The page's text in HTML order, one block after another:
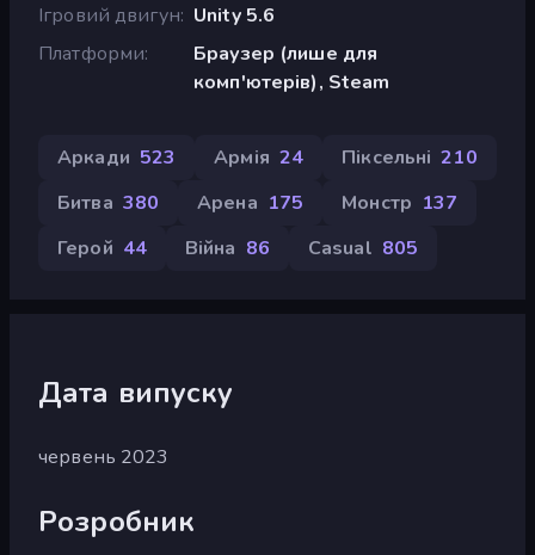
Ігровий двигун Unity 5.6
Платформи
Браузер (лише для
комп'ютерів), Steam
Аркади 523 Армія 24 Піксельні 210
Битва 380 Арена 175 Монстр 137
Герой 44 Війна 86 Casual 805
Дата випуску
червень 2023
Розробник